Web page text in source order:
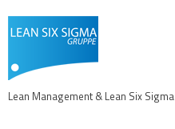
Lean Management & Lean Six Sigma